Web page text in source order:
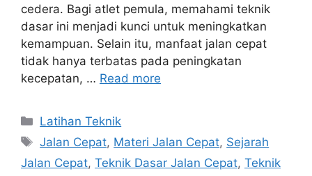
cedera. Bagi atlet pemula, memahami teknik
dasar ini menjadi kunci untuk meningkatkan
kemampuan. Selain itu, manfaat jalan cepat
tidak hanya terbatas pada peningkatan
kecepatan, … Read more
Categories
Latihan Teknik
Tags
Jalan Cepat, Materi Jalan Cepat, Sejarah
Jalan Cepat, Teknik Dasar Jalan Cepat, Teknik